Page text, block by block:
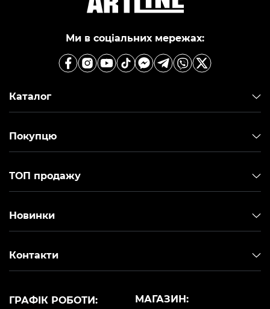
Ми в соціальних мережах:
Каталог
Покупцю
ТОП продажу
Новинки
Контакти
МАГАЗИН:
ГРАФІК РОБОТИ: